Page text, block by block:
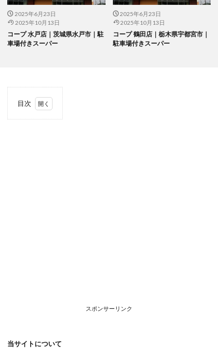
2025年6月23日
2025年10月13日
コープ 水戸店｜茨城県水戸市｜駐
車場付きスーパー
2025年6月23日
2025年10月13日
コープ 鶴田店｜栃木県宇都宮市｜
駐車場付きスーパー
目次
スポンサーリンク
当サイトについて